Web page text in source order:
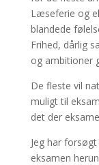
Læseferie og
blandede
Frihed, dårlig
og ambitioner
De fleste vil
muligt til
det der
Jeg har
eksamen